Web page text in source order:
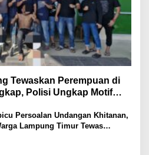
Tewaskan Perempuan di
Polisi Ungkap Motif
Persoalan Undangan Khitanan,
Lampung Timur Tewas